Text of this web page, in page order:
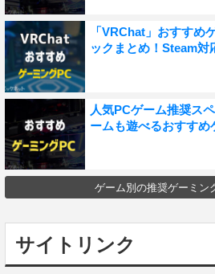
「VRChat」おすすめ
ックまとめ！Steam対
人気PCゲーム推奨ス
ームも遊べるおすすめ
ゲーム別の推奨ゲーミン
サイトリンク